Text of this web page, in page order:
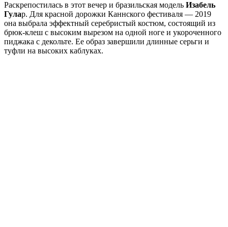
Раскрепостилась в этот вечер и бразильская модель Изабель
Гулар. Для красной дорожки Каннского фестиваля — 2019
она выбрала эффектный серебристый костюм, состоящий из
брюк-клеш с высоким вырезом на одной ноге и укороченного
пиджака с декольте. Ее образ завершили длинные серьги и
туфли на высоких каблуках.